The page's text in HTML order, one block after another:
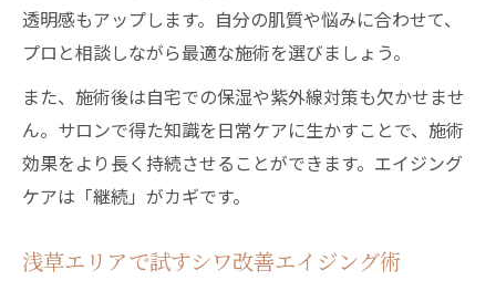
透明感もアップします。自分の肌質や悩みに合わせて、
プロと相談しながら最適な施術を選びましょう。
また、施術後は自宅での保湿や紫外線対策も欠かせませ
ん。サロンで得た知識を日常ケアに生かすことで、施術
効果をより長く持続させることができます。エイジング
ケアは「継続」がカギです。
浅草エリアで試すシワ改善エイジング術